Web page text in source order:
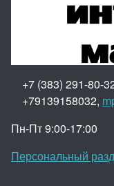
+7 (383) 291-80-
+79139158032,
Пн-Пт 9:00-17:00
Персональный